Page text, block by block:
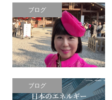
ブログ
ブログ